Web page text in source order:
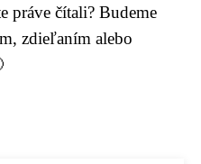
práve čítali? Budeme
zdieľaním alebo